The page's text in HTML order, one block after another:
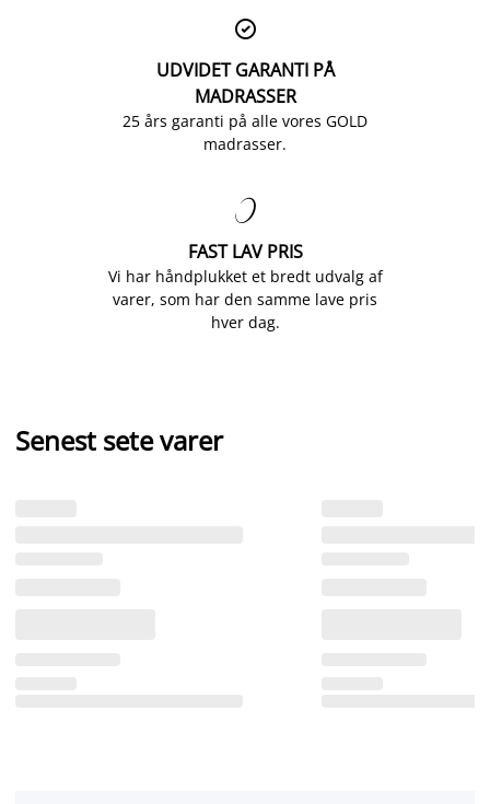

UDVIDET GARANTI PÅ
MADRASSER
25 års garanti på alle vores GOLD
madrasser.

FAST LAV PRIS
Vi har håndplukket et bredt udvalg af
varer, som har den samme lave pris
hver dag.
Senest sete varer